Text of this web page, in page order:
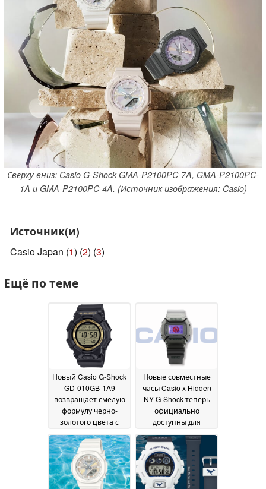
Сверху вниз: Casio G-Shock GMA-P2100PC-7A, GMA-P2100PC-
1A и GMA-P2100PC-4A. (Источник изображения: Casio)
Источник(и)
Casio Japan (1) (2) (3)
Ещё по теме
Новый Casio G-Shock
GD-010GB-1A9
возвращает смелую
формулу черно-
золотого цвета с
увеличенным
дисплеем20 July 2025
Новые совместные
часы Casio x Hidden
NY G-Shock теперь
официально
доступны для
покупки в США20 July
2025